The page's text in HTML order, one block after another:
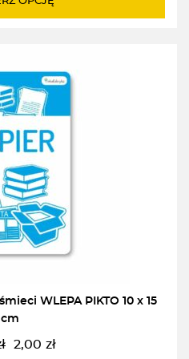
WLEPA PIKTO 10 x 15
cm
Pierwotna
2,00 zł
Aktualna